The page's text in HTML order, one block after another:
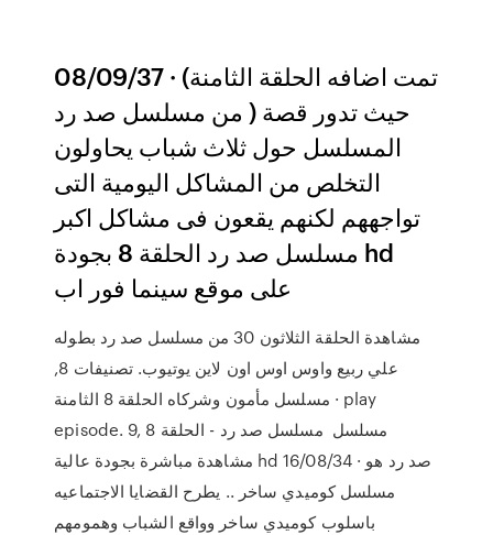
08/09/37 · (تمت اضافه الحلقة الثامنة
من مسلسل صد رد ) حيث تدور قصة
المسلسل حول ثلاث شباب يحاولون
التخلص من المشاكل اليومية التى
تواجههم لكنهم يقعون فى مشاكل اكبر
مسلسل صد رد الحلقة 8 بجودة hd
على موقع سينما فور اب
مشاهدة الحلقة الثلاثون 30 من مسلسل صد رد بطوله
علي ربيع واوس اوس اون لاين يوتيوب. تصنيفات 8,
مسلسل مأمون وشركاه الحلقة 8 الثامنة · play
episode. 9, مسلسل مسلسل صد رد - الحلقة 8
مشاهدة مباشرة بجودة عالية hd 16/08/34 · صد رد هو
مسلسل كوميدي ساخر .. يطرح القضايا الاجتماعيه
باسلوب كوميدي ساخر وواقع الشباب وهمومهم